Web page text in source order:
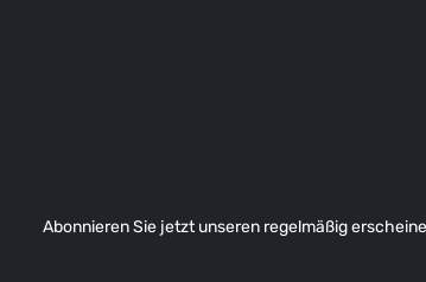
Abonnieren Sie jetzt unseren regelmäßig